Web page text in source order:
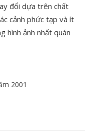
đổi dựa trên chất
cảnh phức tạp và ít
hình ảnh nhất quán
2001